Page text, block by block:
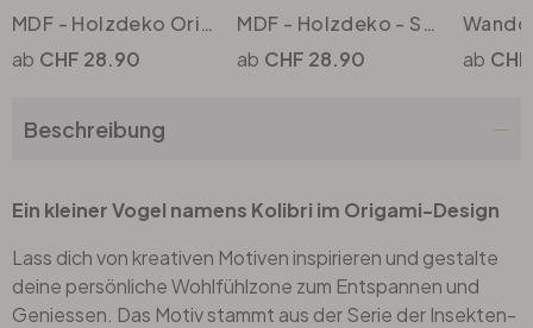
MDF - Holzdeko Origami Kolibri
CHF 28.90
MDF - Holzdeko - Schmetterling Isabella
CHF 28.90
Beschreibung
Ein kleiner Vogel namens Kolibri im Origami-Design
Lass dich von kreativen Motiven inspirieren und gestalte
deine persönliche Wohlfühlzone zum Entspannen und
Geniessen. Das Motiv stammt aus der Serie der Insekten-